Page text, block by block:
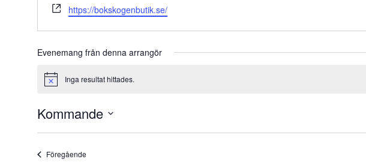
Website
https://bokskogenbutik.se/
Evenemang från denna arrangör
Notice Inga resultat hittades.
Kommande
FöregåendeEvenemang